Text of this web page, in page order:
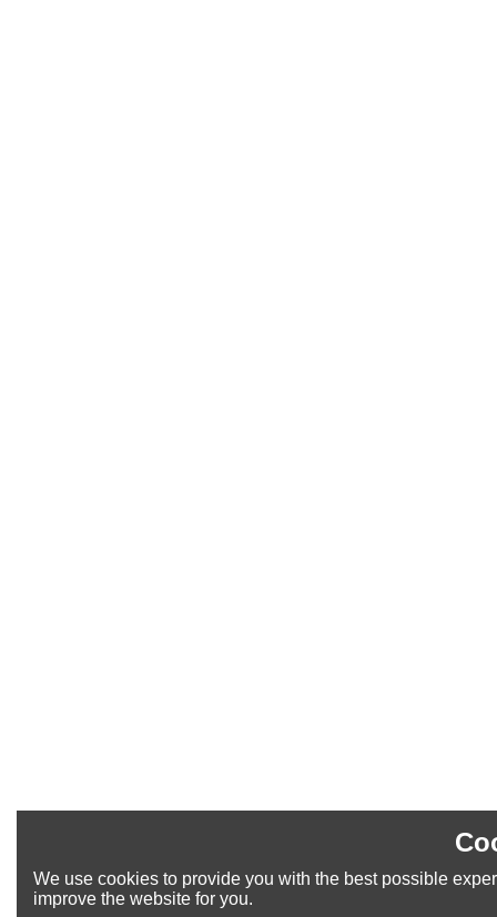
We use cookies to provide you with the best possible
improve the website for you.